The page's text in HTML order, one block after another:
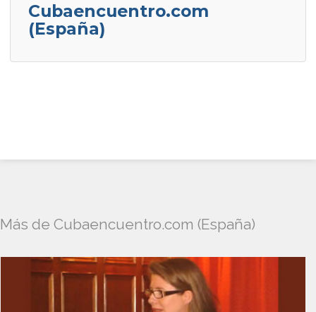
Cubaencuentro.com
(España)
Más de Cubaencuentro.com (España)